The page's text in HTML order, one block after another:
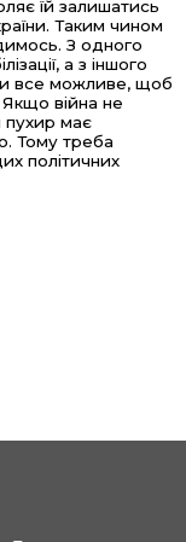
їй залишатись
Таким чином
З одного
а з іншого
все можливе, щоб
війна не
має
Тому треба
політичних